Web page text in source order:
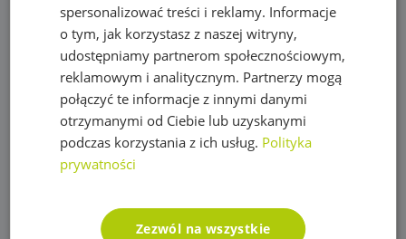
Obrzeża trawnikowe, kraty parkingowe i kotwy
Opryskiwacze
Oświetlenie
Plandeki ochronne
Plandeka wzmacniana GRAY 200g/m2
Plandeka wzmacniana ULTRA WEIGHT 260g/m2
spersonalizować treści i reklamy. Informacje
o tym, jak korzystasz z naszej witryny,
udostępniamy partnerom społecznościowym,
reklamowym i analitycznym. Partnerzy mogą
połączyć te informacje z innymi danymi
otrzymanymi od Ciebie lub uzyskanymi
podczas korzystania z ich usług. Polityka
prywatności
Zezwól na wszystkie